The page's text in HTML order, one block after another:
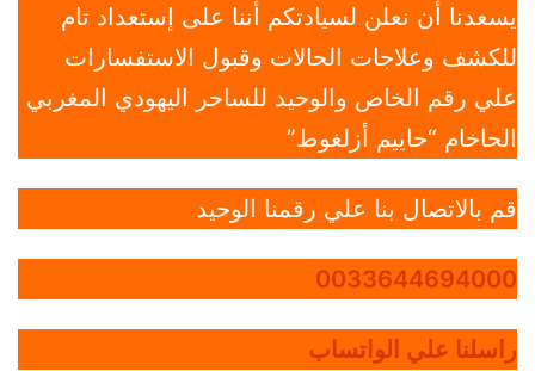
يسعدنا أن نعلن لسيادتكم أننا على إستعداد تام
للكشف وعلاجات الحالات وقبول الاستفسارات
علي رقم الخاص والوحيد للساحر اليهودي المغربي
الحاخام “حاييم أزلغوط”
قم بالاتصال بنا علي رقمنا الوحيد
0033644694000
راسلنا علي الواتساب